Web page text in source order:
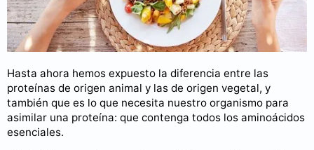
Hasta ahora hemos expuesto la diferencia entre las
proteínas de origen animal y las de origen vegetal, y
también que es lo que necesita nuestro organismo para
asimilar una proteína: que contenga todos los aminoácidos
esenciales.